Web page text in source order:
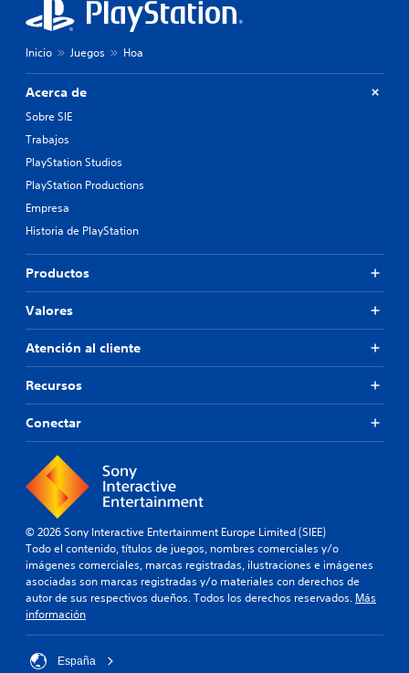
Inicio Juegos Hoa
Acerca de
Sobre SIE
Trabajos
PlayStation Studios
PlayStation Productions
Empresa
Historia de PlayStation
Productos
Valores
Atención al cliente
Recursos
Conectar
© 2026 Sony Interactive Entertainment Europe Limited (SIEE)
Todo el contenido, títulos de juegos, nombres comerciales y/o
imágenes comerciales, marcas registradas, ilustraciones e imágenes
asociadas son marcas registradas y/o materiales con derechos de
autor de sus respectivos dueños. Todos los derechos reservados. Más
información
España